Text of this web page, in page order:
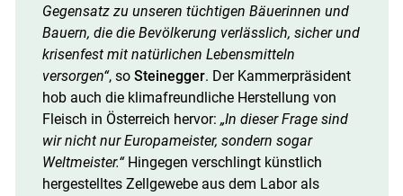
Gegensatz zu unseren tüchtigen Bäuerinnen und
Bauern, die die Bevölkerung verlässlich, sicher und
krisenfest mit natürlichen Lebensmitteln
versorgen“, so Steinegger. Der Kammerpräsident
hob auch die klimafreundliche Herstellung von
Fleisch in Österreich hervor: „In dieser Frage sind
wir nicht nur Europameister, sondern sogar
Weltmeister.“Hingegen verschlingt künstlich
hergestelltes Zellgewebe aus dem Labor als